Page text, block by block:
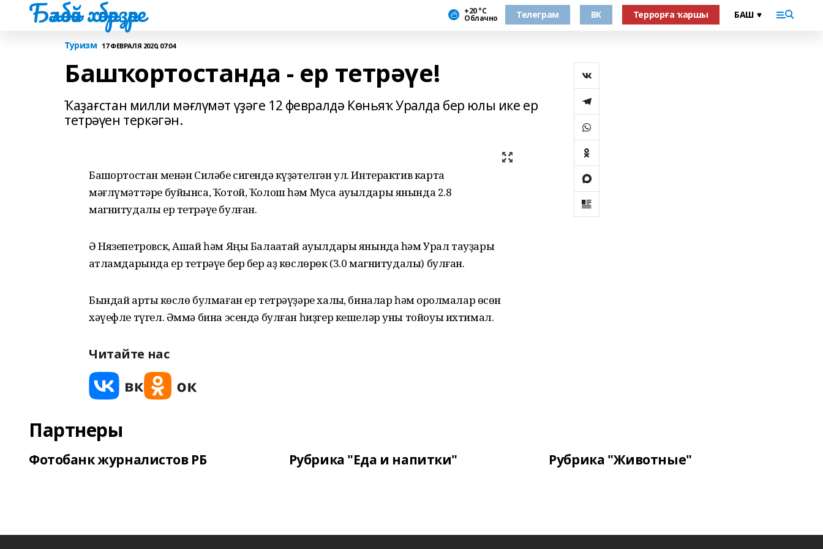
Бәләбәй хәбәрҙәре +20 °С
Облачно Телеграм ВК Террорға ҡаршы
Туризм 17 ФЕВРАЛЯ 2020, 07:04
Башҡортостанда - ер тетрәүе!
Ҡаҙағстан милли мәғлүмәт үҙәге 12 февралдә Көньяҡ Уралда бер юлы ике ер
тетрәүен теркәгән.
Башҡортостан менән Силәбе сигендә күҙәтелгән ул. Интерактив карта
мәғлүмәттәре буйынса, Ҡотой, Ҡолош һәм Муса ауылдары янында 2.8
магнитудалы ер тетрәүе булған.
Ә Нязепетровск, Ашай һәм Яңы Балаҡатай ауылдары янында һәм Урал тауҙары
ҡатламдарында ер тетрәүе бер бер аҙ көслөрөк (3.0 магнитудалы) булған.
Бындай артыҡ көслө булмаған ер тетрәүҙәре халыҡ, биналар һәм ҡоролмалар өсөн
хәүефле түгел. Әммә бина эсендә булған һиҙгер кешеләр уны тойоуы ихтимал.
Читайте нас
Партнеры
Фотобанк журналистов РБ Рубрика "Еда и напитки" Рубрика "Животные"